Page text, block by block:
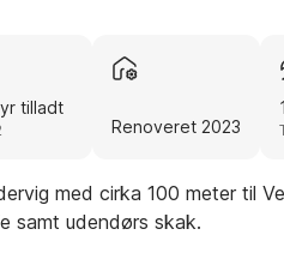
tilladt
Renoveret 2023
med cirka 100 meter til
samt udendørs skak.